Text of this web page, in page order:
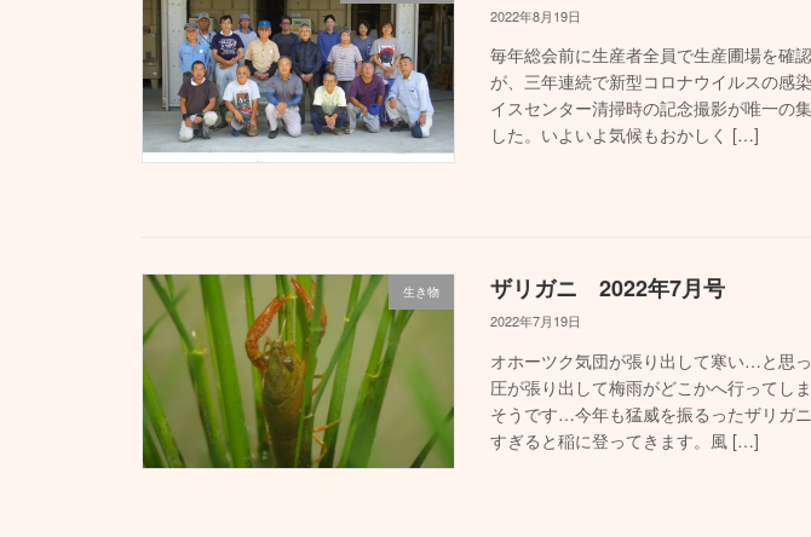
2022年8月19日
毎年総会前に生産者全員で生産圃場を確
が、三年連続で新型コロナウイルスの感
イスセンター清掃時の記念撮影が唯一の
した。いよいよ気候もおかしく […]
生き物 ザリガニ 2022年7月号
2022年7月19日
オホーツク気団が張り出して寒い…と思
圧が張り出して梅雨がどこかへ行ってし
そうです…今年も猛威を振るったザリガ
すぎると稲に登ってきます。風 […]